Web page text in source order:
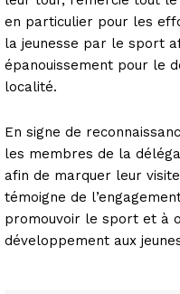
en particulier pour les
la jeunesse par le sport
épanouissement pour le
localité.
En signe de
les membres de la
afin de marquer leur
témoigne de
promouvoir le sport et à
développement aux